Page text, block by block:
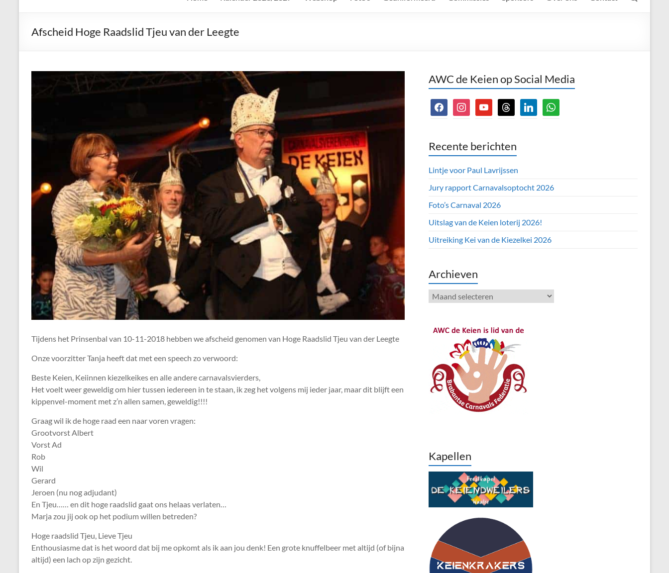
Keien
Carnavalsvereniging
Keien
Afscheid Hoge Raadslid Tjeu van der Leegte
Tijdens het Prinsenbal van 10-11-2018 hebben we afscheid genomen van Hoge Raadslid Tjeu van der Leegte
Onze voorzitter Tanja heeft dat met een speech zo verwoord:
Beste Keien, Keiinnen kiezelkeikes en alle andere carnavalsvierders,
Het voelt weer geweldig om hier tussen iedereen in te staan, ik zeg het volgens mij ieder jaar, maar dit blijft een
kippenvel-moment met z’n allen samen, geweldig!!!!
Graag wil ik de hoge raad een naar voren vragen:
Grootvorst Albert
Vorst Ad
Rob
Wil
Gerard
Jeroen (nu nog adjudant)
En Tjeu…… en dit hoge raadslid gaat ons helaas verlaten…
Marja zou jij ook op het podium willen betreden?
Hoge raadslid Tjeu, Lieve Tjeu
Enthousiasme dat is het woord dat bij me opkomt als ik aan jou denk! Een grote knuffelbeer met altijd (of bijna
altijd) een lach op zijn gezicht.
AWC de Keien op Social Media
facebookinstagramyoutubethreads linkedinwhatsapp
Recente berichten
Lintje voor Paul Lavrijssen
Jury rapport Carnavalsoptocht 2026
Foto’s Carnaval 2026
Uitslag van de Keien loterij 2026!
Uitreiking Kei van de Kiezelkei 2026
Archieven
Archieven
Kapellen